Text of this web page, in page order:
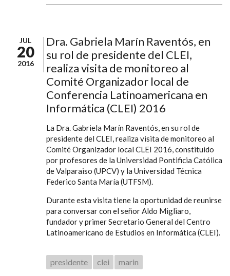
JUL
20
2016
Dra. Gabriela Marín Raventós, en
su rol de presidente del CLEI,
realiza visita de monitoreo al
Comité Organizador local de
Conferencia Latinoamericana en
Informática (CLEI) 2016
La Dra. Gabriela Marín Raventós, en su rol de
presidente del CLEI, realiza visita de monitoreo al
Comité Organizador local CLEI 2016, constituido
por profesores de la Universidad Pontificia Católica
de Valparaiso (UPCV) y la Universidad Técnica
Federico Santa María (UTFSM).
Durante esta visita tiene la oportunidad de reunirse
para conversar con el señor Aldo Migliaro,
fundador y primer Secretario General del Centro
Latinoamericano de Estudios en Informática (CLEI).
presidente clei marin